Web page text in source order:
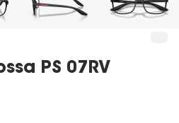
Inês
PS 07RV